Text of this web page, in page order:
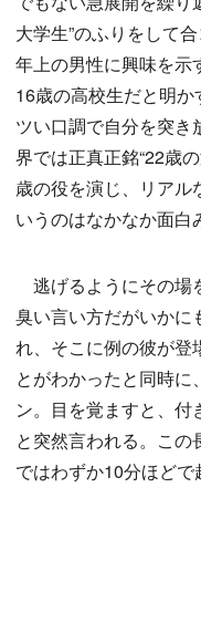
大学生”のふりをして
年上の男性に興味を示
16歳の高校生だと明
ツい口調で自分を突
界では正真正銘“22歳
歳の役を演じ、リアル
いうのはなかなか面白
逃げるようにその場
臭い言い方だがいかに
れ、そこに例の彼が登
とがわかったと同時に
ン。目を覚ますと、付
と突然言われる。こ
ではわずか10分ほどで